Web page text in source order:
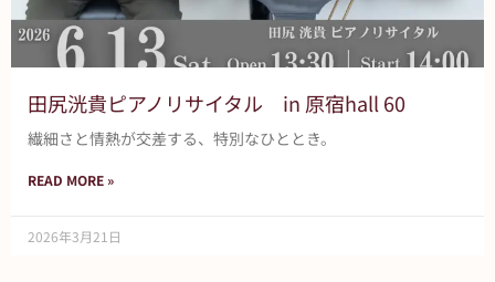
田尻洸貴ピアノリサイタル in 原宿hall 60
繊細さと情熱が交差する、特別なひととき。
READ MORE »
2026年3月21日